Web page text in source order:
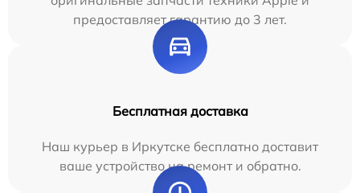
предоставляет гарантию до 3 лет.
Бесплатная доставка
Наш курьер в Иркутске бесплатно доставит
ваше устройство на ремонт и обратно.